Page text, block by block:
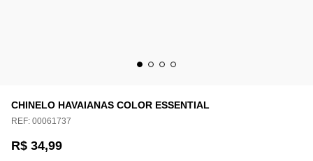
CHINELO HAVAIANAS COLOR ESSENTIAL
REF: 00061737
R$ 34,99